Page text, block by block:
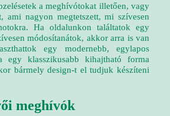
a meghívótokat illetően, vagy
ami nagyon megtetszett, mi szívesen
Ha oldalunkon találtatok egy
módosítanátok, akkor arra is van
egy modernebb, egylapos
egy klasszikusabb kihajtható forma
bármely design-t el tudjuk készíteni
meghívók